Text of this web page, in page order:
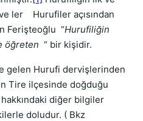
ler Hurufiler açısından
Ferişteoğlu “Hurufiliğin
öğreten “ bir kişidir.
gelen Hurufi dervişlerinden
Tire ilçesinde doğduğu
diğer bilgiler
doludur. ( Bkz